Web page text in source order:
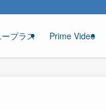
プラス Prime Video